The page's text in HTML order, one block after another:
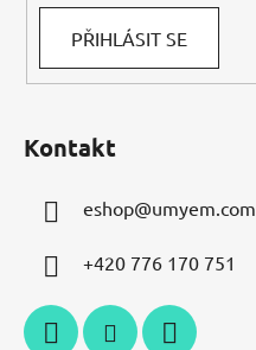
PŘIHLÁSIT SE
Kontakt
eshop@umyem.com
+420 776 170 751